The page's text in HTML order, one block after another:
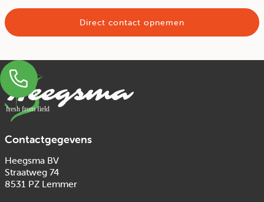
Direct contact opnemen
fresh from field
Contactgegevens
Heegsma BV
Straatweg 74
8531 PZ Lemmer